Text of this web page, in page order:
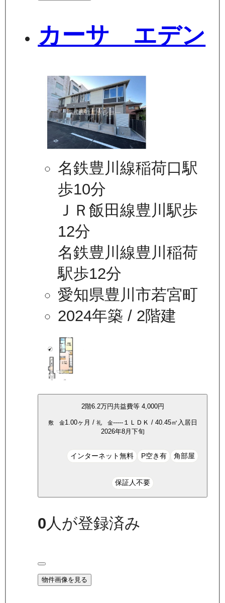
カーサ エデン
名鉄豊川線稲荷口駅
歩10分
ＪＲ飯田線豊川駅歩
12分
名鉄豊川線豊川稲荷
駅歩12分
愛知県豊川市若宮町
2024年築 / 2階建
2階6.2万円共益費等 4,000円
敷 金1.00ヶ月 / 礼 金-----１ＬＤＫ / 40.45㎡ 入居日
2026年8月下旬
インターネット無料 P空き有 角部屋
保証人不要
0人が登録済み
物件画像を見る